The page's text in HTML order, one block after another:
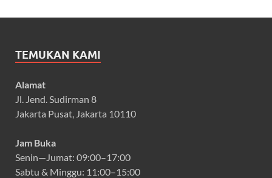
TEMUKAN KAMI
Alamat
Jl. Jend. Sudirman 8
Jakarta Pusat, Jakarta 10110
Jam Buka
Senin—Jumat: 09:00–17:00
Sabtu & Minggu: 11:00–15:00